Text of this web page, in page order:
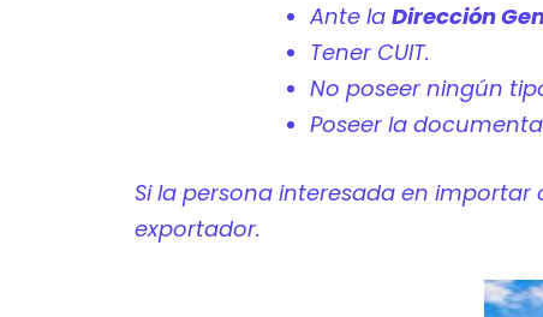
Ante la Dirección
Tener CUIT.
No poseer ningún
Poseer la
Si la persona interesada en
exportador.